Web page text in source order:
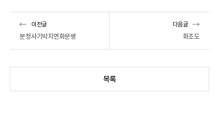
이전글
분청사기박지연화문병
다음글
화조도
목록